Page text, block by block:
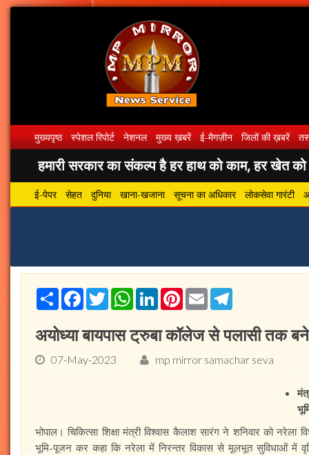
मुख्यपृष्ठ स्पेशल रिपोर्ट नेशनल मुख्य ख़बरें ई-मैगज़ीन जिलों की ख़बरें
हमारी सरकार का संकल्प है हर हाथ को काम, हर खेत को
ई-पेपर सेहत दुनिया खाना-खजाना सूचना का अधिकार लोकसेवा गारंटी
ShareFacebook
TwitterWhatsApp
LinkedInPinterest
Email
अयोध्या बायपास ट्रुबा कॉलेज से पलासी तक
07-May-2023 mp mirror samachar seva
भोपाल। चिकित्सा शिक्षा मंत्री विश्वास कैलाश सारंग ने शनिवार को नरेला
भूमि-पूजन कर कहा कि नरेला में निरन्तर विकास से मूलभूत सुविधाओं में